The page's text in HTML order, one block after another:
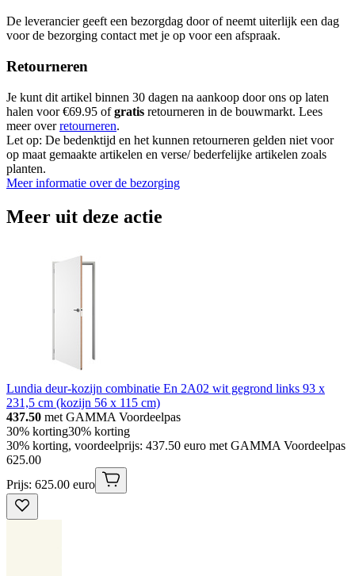
De leverancier geeft een bezorgdag door of neemt uiterlijk een dag
voor de bezorging contact met je op voor een afspraak.
Retourneren
Je kunt dit artikel binnen 30 dagen na aankoop door ons op laten
halen voor €69.95 ofgratis retourneren in de bouwmarkt. Lees
meer overretourneren.
Let op: De bedenktijd en het kunnen retourneren gelden niet voor
op maat gemaakte artikelen en verse/ bederfelijke artikelen zoals
planten.
Meer informatie over de bezorging
Meer uit deze actie
Lundia deur-kozijn combinatie En 2A02 wit gegrond links 93 x
231,5 cm (kozijn 56 x 115 cm)
437.50 met GAMMA Voordeelpas
30% korting30% korting
30% korting, voordeelprijs: 437.50 euro met GAMMA Voordeelpas
625.00
Prijs: 625.00 euro